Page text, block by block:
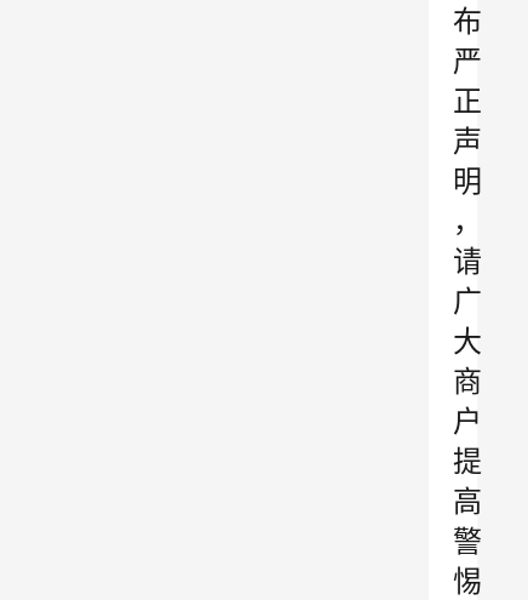
布
严
正
声
明
，
请
广
大
商
户
提
高
警
惕